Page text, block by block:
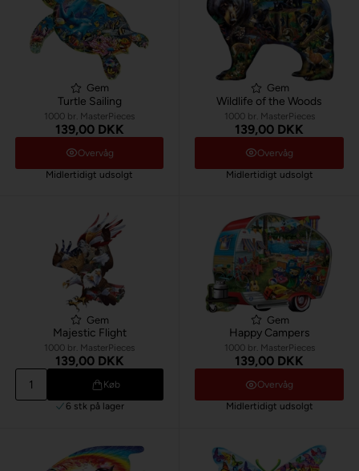
Gem
Turtle Sailing
1000 br. MasterPieces
139,00 DKK
Overvåg
Midlertidigt udsolgt
Gem
Wildlife of the Woods
1000 br. MasterPieces
139,00 DKK
Overvåg
Midlertidigt udsolgt
Gem
Majestic Flight
1000 br. MasterPieces
139,00 DKK
Køb
6 stk på lager
Gem
Happy Campers
1000 br. MasterPieces
139,00 DKK
Overvåg
Midlertidigt udsolgt